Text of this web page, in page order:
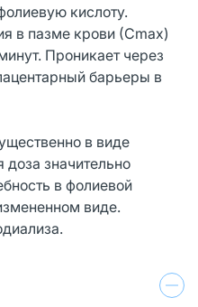
кислоту.
в пазме крови (Сmax)
Проникает через
барьеры в
в виде
доза значительно
в фолиевой
виде.